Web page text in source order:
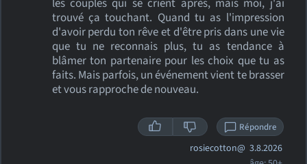
les couples qui se crient après, mais moi, j'ai
trouvé ça touchant. Quand tu as l'impression
d'avoir perdu ton rêve et d'être pris dans une vie
que tu ne reconnais plus, tu as tendance à
blâmer ton partenaire pour les choix que tu as
faits. Mais parfois, un événement vient te brasser
et vous rapproche de nouveau.
Répondre
rosiecotton@ 3.8.2026